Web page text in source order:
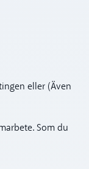
eller (Även
Som du